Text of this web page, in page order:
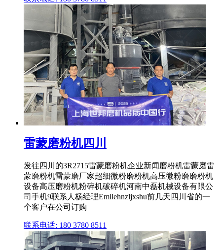
雷蒙磨粉机四川
发往四川的3R2715雷蒙磨粉机企业新闻磨粉机雷蒙磨雷
蒙磨粉机雷蒙磨厂家超细微粉磨粉机高压微粉磨磨粉机
设备高压磨粉机粉碎机破碎机河南中磊机械设备有限公
司手机9联系人杨经理Emilehnzljxshu前几天四川省的一
个客户在公司订购
联系电话: 180 3780 8511